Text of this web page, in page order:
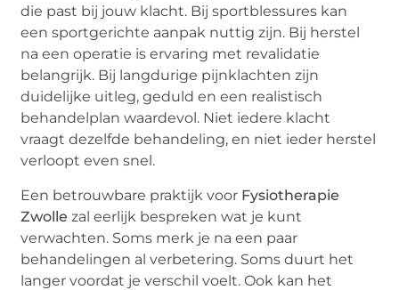
die past bij jouw klacht. Bij sportblessures kan
een sportgerichte aanpak nuttig zijn. Bij herstel
na een operatie is ervaring met revalidatie
belangrijk. Bij langdurige pijnklachten zijn
duidelijke uitleg, geduld en een realistisch
behandelplan waardevol. Niet iedere klacht
vraagt dezelfde behandeling, en niet ieder herstel
verloopt even snel.
Een betrouwbare praktijk voor Fysiotherapie
Zwolle zal eerlijk bespreken wat je kunt
verwachten. Soms merk je na een paar
behandelingen al verbetering. Soms duurt het
langer voordat je verschil voelt. Ook kan het